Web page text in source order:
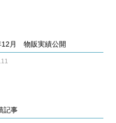
12月 物販実績公開
記事